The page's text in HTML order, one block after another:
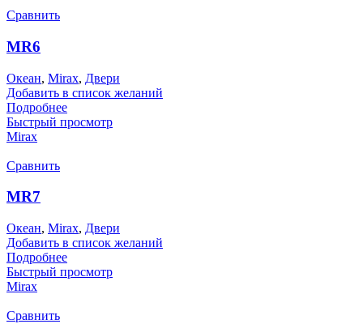
Сравнить
MR6
Океан, Mirax, Двери
Добавить в список желаний
Подробнее
Быстрый просмотр
Mirax
Сравнить
MR7
Океан, Mirax, Двери
Добавить в список желаний
Подробнее
Быстрый просмотр
Mirax
Сравнить